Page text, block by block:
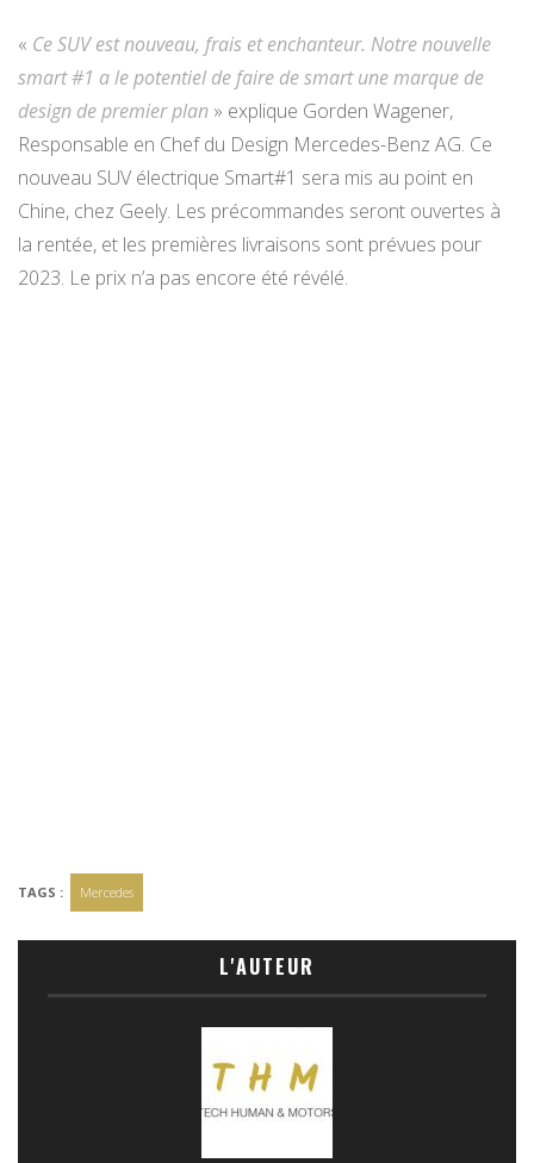
« Ce SUV est nouveau, frais et enchanteur. Notre nouvelle
smart #1 a le potentiel de faire de smart une marque de
design de premier plan » explique Gorden Wagener,
Responsable en Chef du Design Mercedes-Benz AG. Ce
nouveau SUV électrique Smart#1 sera mis au point en
Chine, chez Geely. Les précommandes seront ouvertes à
la rentée, et les premières livraisons sont prévues pour
2023. Le prix n’a pas encore été révélé.
TAGS : Mercedes
L'AUTEUR